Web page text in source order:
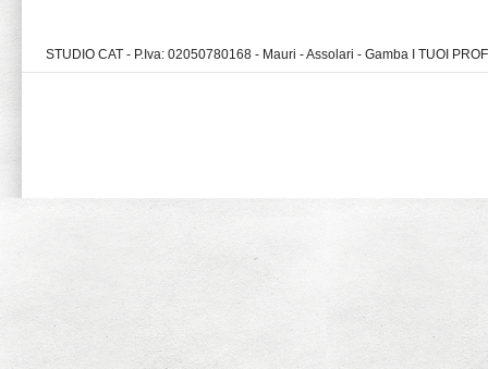
STUDIO CAT - P.Iva: 02050780168 - Mauri - Assolari - Gamba I TUOI